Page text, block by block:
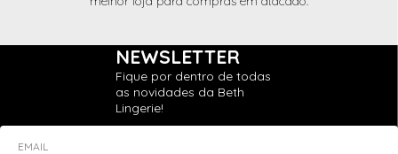
NEWSLETTER
Fique por dentro de todas
as novidades da Beth
Lingerie!
EMAIL